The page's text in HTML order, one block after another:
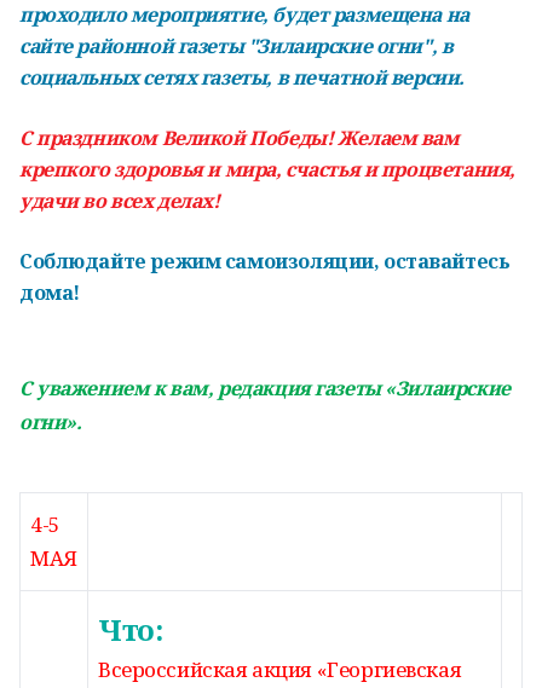
проходило мероприятие, будет размещена на
сайте районной газеты "Зилаирские огни", в
социальных сетях газеты, в печатной версии.
С праздником Великой Победы! Желаем вам
крепкого здоровья и мира, счастья и процветания,
удачи во всех делах!
Соблюдайте режим самоизоляции, оставайтесь
дома!
С уважением к вам, редакция газеты «Зилаирские
огни».
4-5
МАЯ
Что:
Всероссийская акция «Георгиевская